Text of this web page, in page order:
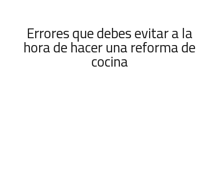
Errores que debes evitar a la
hora de hacer una reforma de
cocina